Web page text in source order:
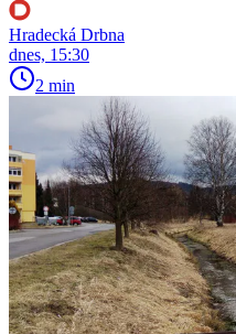
Hradecká Drbna
dnes, 15:30
2 min